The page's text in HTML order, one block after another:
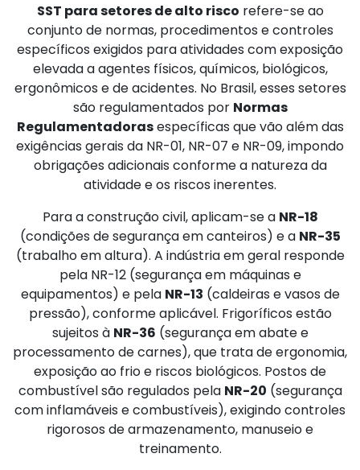
SST para setores de alto risco refere-se ao
conjunto de normas, procedimentos e controles
específicos exigidos para atividades com exposição
elevada a agentes físicos, químicos, biológicos,
ergonômicos e de acidentes. No Brasil, esses setores
são regulamentados por Normas
Regulamentadorasespecíficas que vão além das
exigências gerais da NR-01, NR-07 e NR-09, impondo
obrigações adicionais conforme a natureza da
atividade e os riscos inerentes.
Para a construção civil, aplicam-se a NR-18
(condições de segurança em canteiros) e a NR-35
(trabalho em altura). A indústria em geral responde
pela NR-12 (segurança em máquinas e
equipamentos) e pela NR-13 (caldeiras e vasos de
pressão), conforme aplicável. Frigoríficos estão
sujeitos à NR-36 (segurança em abate e
processamento de carnes), que trata de ergonomia,
exposição ao frio e riscos biológicos. Postos de
combustível são regulados pela NR-20 (segurança
com inflamáveis e combustíveis), exigindo controles
rigorosos de armazenamento, manuseio e
treinamento.